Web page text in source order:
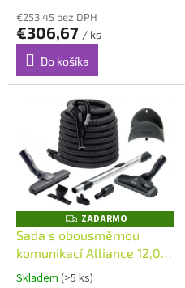
€253,45 bez DPH
€306,67 / ks
Do košíka
Z
A
D
A
M
ZADARMO
Sada s obousměrnou
komunikací Alliance 12,0
m
Skladem (>5 ks)